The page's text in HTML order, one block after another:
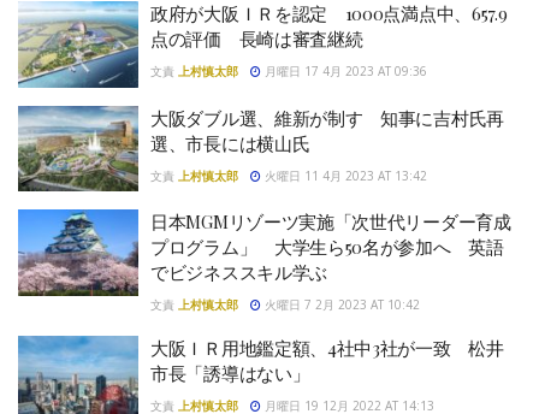
政府が大阪ＩＲを認定 1000点満点中、657.9
点の評価 長崎は審査継続
文責 上村慎太郎 月曜日 17 4月 2023 AT 09:36
大阪ダブル選、維新が制す 知事に吉村氏再
選、市長には横山氏
文責 上村慎太郎 火曜日 11 4月 2023 AT 13:42
日本MGMリゾーツ実施「次世代リーダー育成
プログラム」 大学生ら50名が参加へ 英語
でビジネススキル学ぶ
文責 上村慎太郎 火曜日 7 2月 2023 AT 10:42
大阪ＩＲ用地鑑定額、4社中3社が一致 松井
市長「誘導はない」
文責 上村慎太郎 月曜日 19 12月 2022 AT 14:13